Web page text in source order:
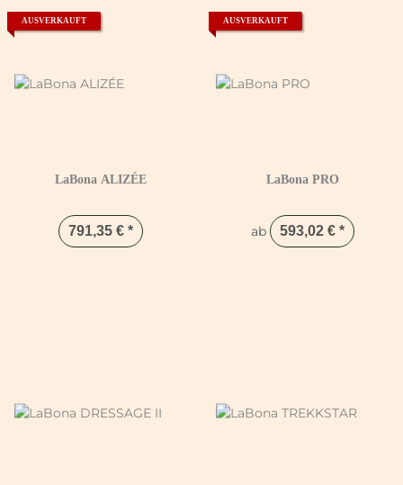
AUSVERKAUFT
LaBona ALIZÉE
791,35 € *
AUSVERKAUFT
LaBona PRO
ab 593,02 € *